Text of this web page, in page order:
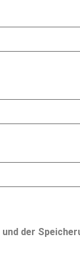
und der